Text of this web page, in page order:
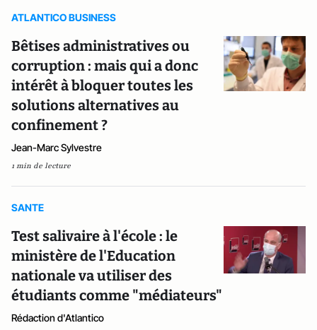
ATLANTICO BUSINESS
Bêtises administratives ou
corruption : mais qui a donc
intérêt à bloquer toutes les
solutions alternatives au
confinement ?
Jean-Marc Sylvestre
1 min de lecture
SANTE
Test salivaire à l'école : le
ministère de l'Education
nationale va utiliser des
étudiants comme "médiateurs"
Rédaction d'Atlantico